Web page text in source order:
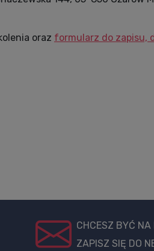
oraz formularz do zapisu,
CHCESZ BYĆ NA
ZAPISZ SIĘ DO